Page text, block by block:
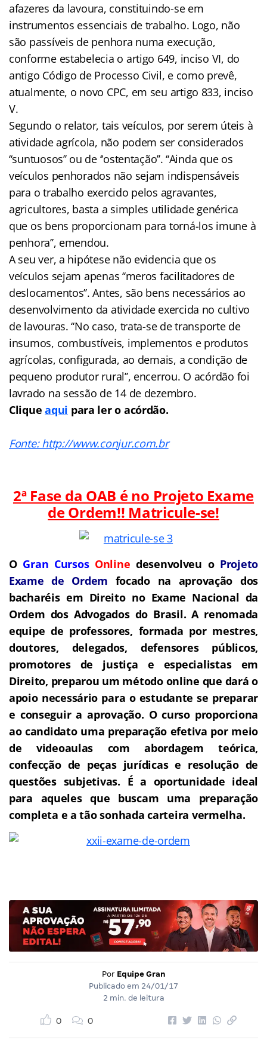
afazeres da lavoura, constituindo-se em
instrumentos essenciais de trabalho. Logo, não
são passíveis de penhora numa execução,
conforme estabelecia o artigo 649, inciso VI, do
antigo Código de Processo Civil, e como prevê,
atualmente, o novo CPC, em seu artigo 833, inciso
V.
Segundo o relator, tais veículos, por serem úteis à
atividade agrícola, não podem ser considerados
‘‘suntuosos’’ ou de ‘‘ostentação’’. ‘‘Ainda que os
veículos penhorados não sejam indispensáveis
para o trabalho exercido pelos agravantes,
agricultores, basta a simples utilidade genérica
que os bens proporcionam para torná-los imune à
penhora’’, emendou.
A seu ver, a hipótese não evidencia que os
veículos sejam apenas ‘‘meros facilitadores de
deslocamentos’’. Antes, são bens necessários ao
desenvolvimento da atividade exercida no cultivo
de lavouras. ‘‘No caso, trata-se de transporte de
insumos, combustíveis, implementos e produtos
agrícolas, configurada, ao demais, a condição de
pequeno produtor rural’’, encerrou. O acórdão foi
lavrado na sessão de 14 de dezembro.
Cliqueaqui para ler o acórdão.
Fonte: http://www.conjur.com.br
2ª Fase da OAB é no Projeto Exame
de Ordem!! Matricule-se!
O Gran Cursos Online desenvolveu o Projeto
Exame de Ordem focado na aprovação dos
bacharéis em Direito no Exame Nacional da
Ordem dos Advogados do Brasil. A renomada
equipe de professores, formada por mestres,
doutores, delegados, defensores públicos,
promotores de justiça e especialistas em
Direito, preparou um método online que dará o
apoio necessário para o estudante se preparar
e conseguir a aprovação. O curso proporciona
ao candidato uma preparação efetiva por meio
de videoaulas com abordagem teórica,
confecção de peças jurídicas e resolução de
questões subjetivas. É a oportunidade ideal
para aqueles que buscam uma preparação
completa e a tão sonhada carteira vermelha.
Por Equipe Gran
Publicado em 24/01/17
2 min. de leitura
0 0